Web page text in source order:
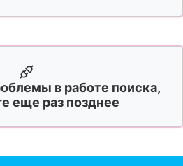
в работе поиска,
еще раз позднее